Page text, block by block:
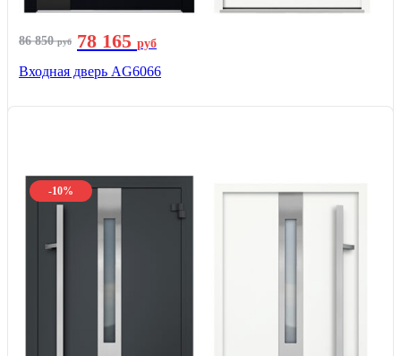
86 850руб 78 165 руб
Входная дверь AG6066
-10%